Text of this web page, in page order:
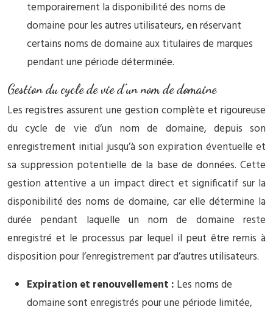
temporairement la disponibilité des noms de
domaine pour les autres utilisateurs, en réservant
certains noms de domaine aux titulaires de marques
pendant une période déterminée.
Gestion du cycle de vie d’un nom de domaine
Les registres assurent une gestion complète et rigoureuse
du cycle de vie d’un nom de domaine, depuis son
enregistrement initial jusqu’à son expiration éventuelle et
sa suppression potentielle de la base de données. Cette
gestion attentive a un impact direct et significatif sur la
disponibilité des noms de domaine, car elle détermine la
durée pendant laquelle un nom de domaine reste
enregistré et le processus par lequel il peut être remis à
disposition pour l’enregistrement par d’autres utilisateurs.
Expiration et renouvellement : Les noms de
domaine sont enregistrés pour une période limitée,